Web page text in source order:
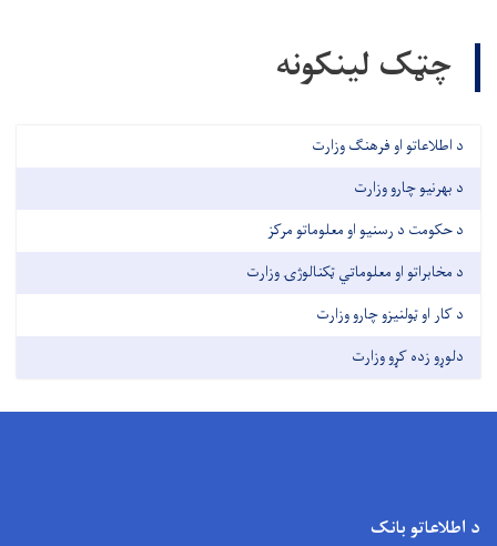
چټک لینکونه
د اطلاعاتو او فرهنګ وزارت
د بهرنیو چارو وزارت
د حکومت د رسنیو او معلوماتو مرکز
د مخابراتو او معلوماتي ټکنالوژۍ وزارت
د کار او ټولنیزو چارو وزارت
دلوړو زده کړو وزارت
د اطلاعاتو بانک